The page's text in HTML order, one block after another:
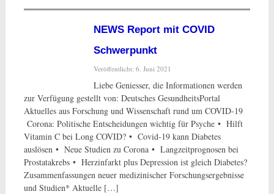
NEWS Report mit COVID
Schwerpunkt
Veröffentlicht: 6. Juni 2021
Liebe Geniesser, die Informationen werden
zur Verfügung gestellt von: Deutsches GesundheitsPortal
Aktuelles aus Forschung und Wissenschaft rund um COVID-19
Corona: Politische Entscheidungen wichtig für Psyche • Hilft
Vitamin C bei Long COVID? • Covid-19 kann Diabetes
auslösen • Neue Studien zu Corona • Langzeitprognosen bei
Prostatakrebs • Herzinfarkt plus Depression ist gleich Diabetes?
Zusammenfassungen neuer medizinischer Forschungs­ergebnisse
und Studien* Aktuelle […]